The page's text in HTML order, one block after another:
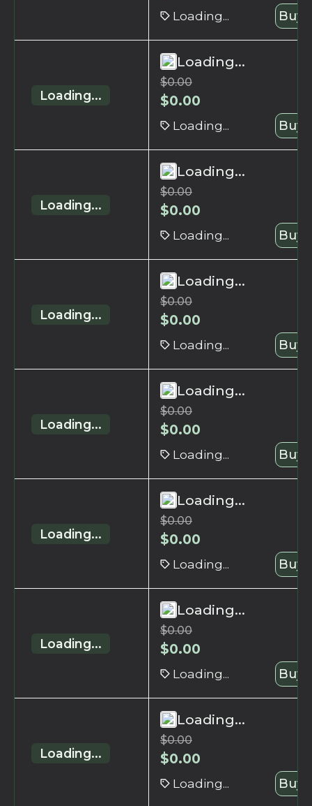
Loading... Buy
Loading...
Loading...
$0.00
$0.00
Loading... Buy
Loading...
Loading...
$0.00
$0.00
Loading... Buy
Loading...
Loading...
$0.00
$0.00
Loading... Buy
Loading...
Loading...
$0.00
$0.00
Loading... Buy
Loading...
Loading...
$0.00
$0.00
Loading... Buy
Loading...
Loading...
$0.00
$0.00
Loading... Buy
Loading...
Loading...
$0.00
$0.00
Loading... Buy